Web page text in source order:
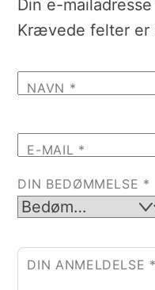
Din e-
Krævede felter er
NAVN *
E-MAIL *
DIN BEDØMMELSE *
DIN ANMELDELSE *